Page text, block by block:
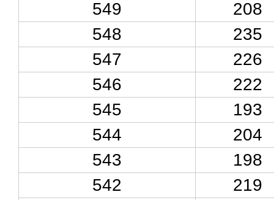
549
208
548
235
547
226
546
222
545
193
544
204
543
198
542
219